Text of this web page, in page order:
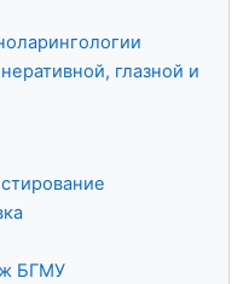
глазной и
БГМУ